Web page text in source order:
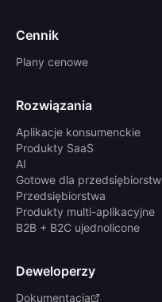
Cennik
Plany cenowe
Rozwiązania
Aplikacje konsumenckie
Produkty SaaS
AI
Gotowe dla przedsiębiorstw
Przedsiębiorstwa
Produkty multi-aplikacyjne
B2B + B2C ujednolicone
Deweloperzy
Dokumentacja